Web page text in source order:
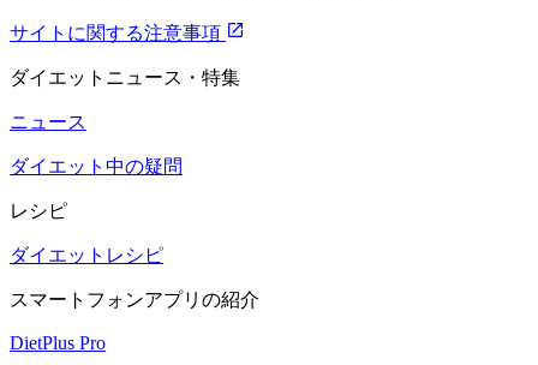
サイトに関する注意事項
ダイエットニュース・特集
ニュース
ダイエット中の疑問
レシピ
ダイエットレシピ
スマートフォンアプリの紹介
DietPlus Pro